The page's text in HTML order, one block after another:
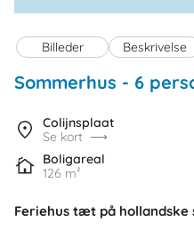
Billeder Beskrivelse
Sommerhus - 6
Colijnsplaat
Se kort
Boligareal
126 m²
Feriehus tæt på hollandske